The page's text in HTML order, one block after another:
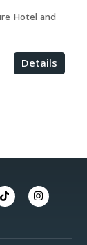
Hotel and
Details